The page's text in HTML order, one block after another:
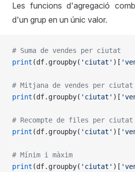
Les funcions d'agregació
d'un grup en un únic valor.
# Suma de vendes per ciutat
print (df.groupby( 'ciutat' )[
# Mitjana de vendes per ciutat
print (df.groupby( 'ciutat' )[
# Recompte de files per ciutat
print (df.groupby( 'ciutat' )[
# Mínim i màxim
print (df.groupby( 'ciutat' )[